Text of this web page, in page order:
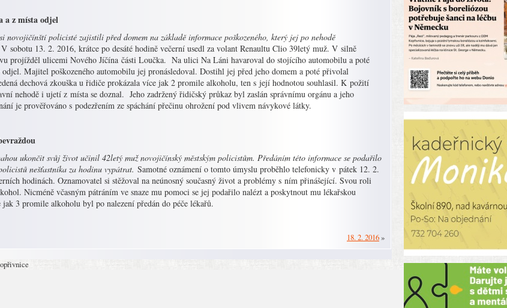
a z místa odjel
novojičínští policisté zajistili před domem na základě informace poškozeného, který jej po nehodě
sobotu 13. 2. 2016, krátce po desáté hodině večerní usedl za volant Renaultu Clio 39letý muž. V silně
projížděl ulicemi Nového Jíčína části Loučka. Na ulici Na Láni havaroval do stojícího automobilu a poté
odjel. Majitel poškozeného automobilu jej pronásledoval. Dostihl jej před jeho domem a poté přivolal
dechová zkouška u řidiče prokázala více jak 2 promile alkoholu, ten s její hodnotou souhlasil. K požití
nehodě i ujetí z místa se doznal. Jeho zadržený řidičský průkaz byl zaslán správnímu orgánu a jeho
je prověřováno s podezřením ze spáchání přečinu ohrožení pod vlivem návykové látky.
ukončit svůj život učinil 42letý muž novojičínský městským policistům. Předáním této informace se podařilo
nešťastníka za hodinu vypátrat. Samotné oznámení o tomto úmyslu proběhlo telefonicky v pátek 12. 2.
hodinách. Oznamovatel si stěžoval na neúnosný současný život a problémy s ním přinášející. Svou roli
Nicméně včasným pátráním ve snaze mu pomoci se jej podařilo nalézt a poskytnout mu lékařskou
3 promile alkoholu byl po nalezení předán do péče lékařů.
18. 2. 2016»